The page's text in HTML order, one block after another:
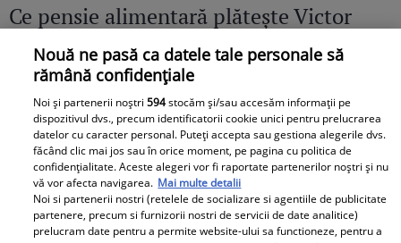
Ce pensie alimentară plătește Victor
Slav pentru Sofia, fiica lui și a Biancăi
Drăgușanu: „Eu nu știu ce salariu are el,
dar cred că ar putea să facă mai mult
pentru copilul lui”
Nouă ne pasă ca datele tale personale să
rămână confidențiale
Noi și partenerii noștri594stocăm și/sau accesăm informații pe
dispozitivul dvs., precum identificatorii cookie unici pentru prelucrarea
datelor cu caracter personal. Puteți accepta sau gestiona alegerile dvs.
făcând clic mai jos sau în orice moment, pe pagina cu politica de
confidențialitate. Aceste alegeri vor fi raportate partenerilor noștri și nu
vă vor afecta navigarea. Mai multe detalii
Noi si partenerii nostri (retelele de socializare si agentiile de publicitate
partenere, precum si furnizorii nostri de servicii de date analitice)
prelucram date pentru a permite website-ului sa functioneze, pentru a